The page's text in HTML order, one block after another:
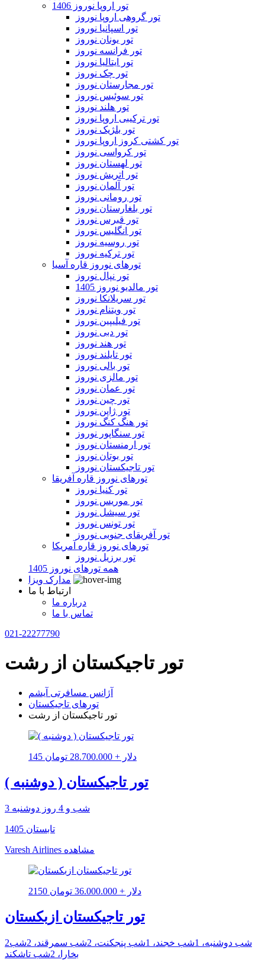
تور اروپا نوروز 1406
تور گروهی اروپا نوروز
تور اسپانیا نوروز
تور یونان نوروز
تور فرانسه نوروز
تور ایتالیا نوروز
تور چک نوروز
تور مجارستان نوروز
تور سوئیس نوروز
تور هلند نوروز
تور ترکیبی اروپا نوروز
تور بلژیک نوروز
تور کشتی کروز اروپا نوروز
تور کرواسی نوروز
تور لهستان نوروز
تور اتریش نوروز
تور آلمان نوروز
تور رومانی نوروز
تور بلغارستان نوروز
تور قبرس نوروز
تور انگلیس نوروز
تور روسیه نوروز
تور ترکیه نوروز
تورهای نوروز قاره آسیا
تور نپال نوروز
تور مالدیو نوروز 1405
تور سریلانکا نوروز
تور ویتنام نوروز
تور فیلیپین نوروز
تور دبی نوروز
تور هند نوروز
تور تایلند نوروز
تور بالی نوروز
تور مالزی نوروز
تور عمان نوروز
تور چین نوروز
تور ژاپن نوروز
تور هنگ کنگ نوروز
تور سنگاپور نوروز
تور ارمنستان نوروز
تور بوتان نوروز
تور تاجیکستان نوروز
تورهای نوروز قاره آفریقا
تور کنیا نوروز
تور موریس نوروز
تور سیشل نوروز
تور تونس نوروز
تور آفریقای جنوبی نوروز
تورهای نوروز قاره آمریکا
تور برزیل نوروز
همه تورهای نوروز 1405
مدارک ویزا
ارتباط با ما
درباره ما
تماس با ما
021-22277790
تور تاجیکستان از رشت
آژانس مسافرتی آیشم
تورهای تاجیکستان
تور تاجیکستان از رشت
145 دلار + 28.700.000 تومان
تور تاجیکستان ( دوشنبه )
3 شب و 4 روز دوشنبه
تابستان 1405
Varesh Airlines مشاهده
2150 دلار + 36.000.000 تومان
تور تاجیکستان ازبکستان
2شب دوشنبه، 1شب خجند، 1شب پنجکنت، 2شب سمرقند، 2شب
بخارا، 2شب تاشکند